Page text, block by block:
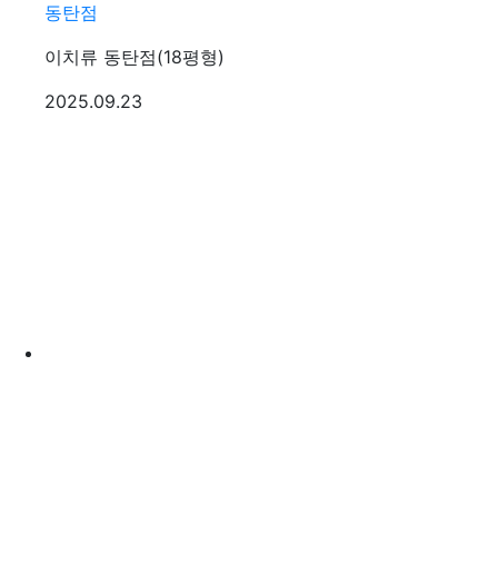
동탄점
이치류 동탄점(18평형)
등록일
2025.09.23